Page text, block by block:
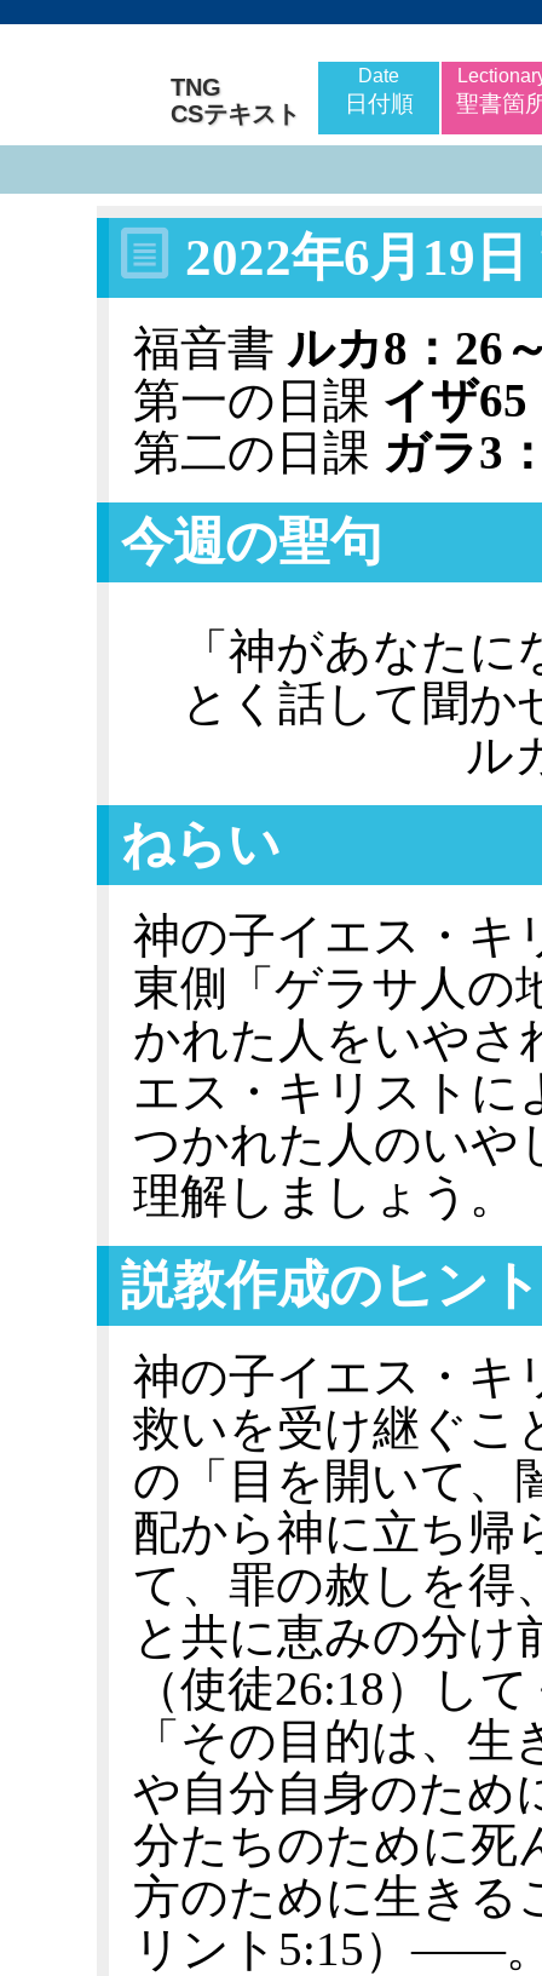
TNG
CSテキスト
Date
日付順 聖書箇
2022年6月19
福音書 ルカ8：26
第一の日課 イザ65
第二の日課 ガラ3
今週の聖句
「神があなた
とく話して聞か
ル
ねらい
神の子イエス・キ
東側「ゲラサ人の
かれた人をいやさ
エス・キリストに
つかれた人のいや
理解しましょう。
説教作成のヒント
神の子イエス・キ
救いを受け継ぐこ
の「目を開いて、
配から神に立ち
て、罪の赦しを得
と共に恵みの分け
（使徒26:18）し
「その目的は、
や自分自身のため
分たちのために死
方のために生きる
リント5:15）——